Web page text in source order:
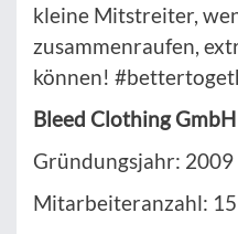
kleine Mitstreiter,
zusammenraufen,
können!
Bleed Clothing GmbH
Gründungsjahr: 2009
Mitarbeiteranzahl: 15